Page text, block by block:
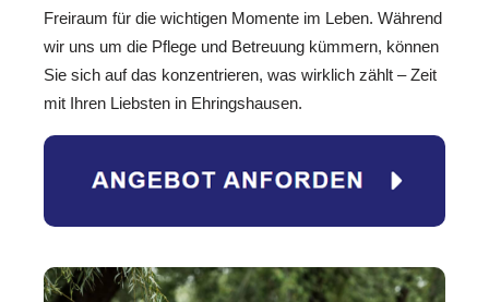
Freiraum für die wichtigen Momente im Leben. Während
wir uns um die Pflege und Betreuung kümmern, können
Sie sich auf das konzentrieren, was wirklich zählt – Zeit
mit Ihren Liebsten in Ehringshausen.